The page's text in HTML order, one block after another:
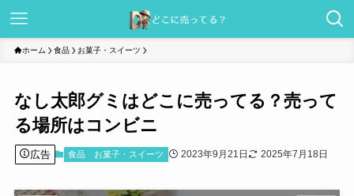
ホーム 食品 お菓子・スイーツ
なし太郎グミはどこに売ってる？売って
る場所はコンビニ
広告 食品 お菓子・スイーツ 2023年9月21日 2025年7月18日